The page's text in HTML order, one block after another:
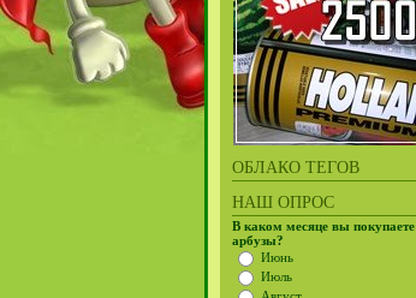
ОБЛАКО ТЕГОВ
НАШ ОПРОС
В каком месяце вы покупаете
арбузы?
Июнь
Июль